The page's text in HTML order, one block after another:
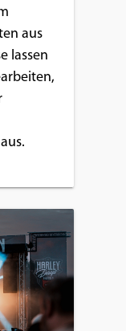
aus
lassen